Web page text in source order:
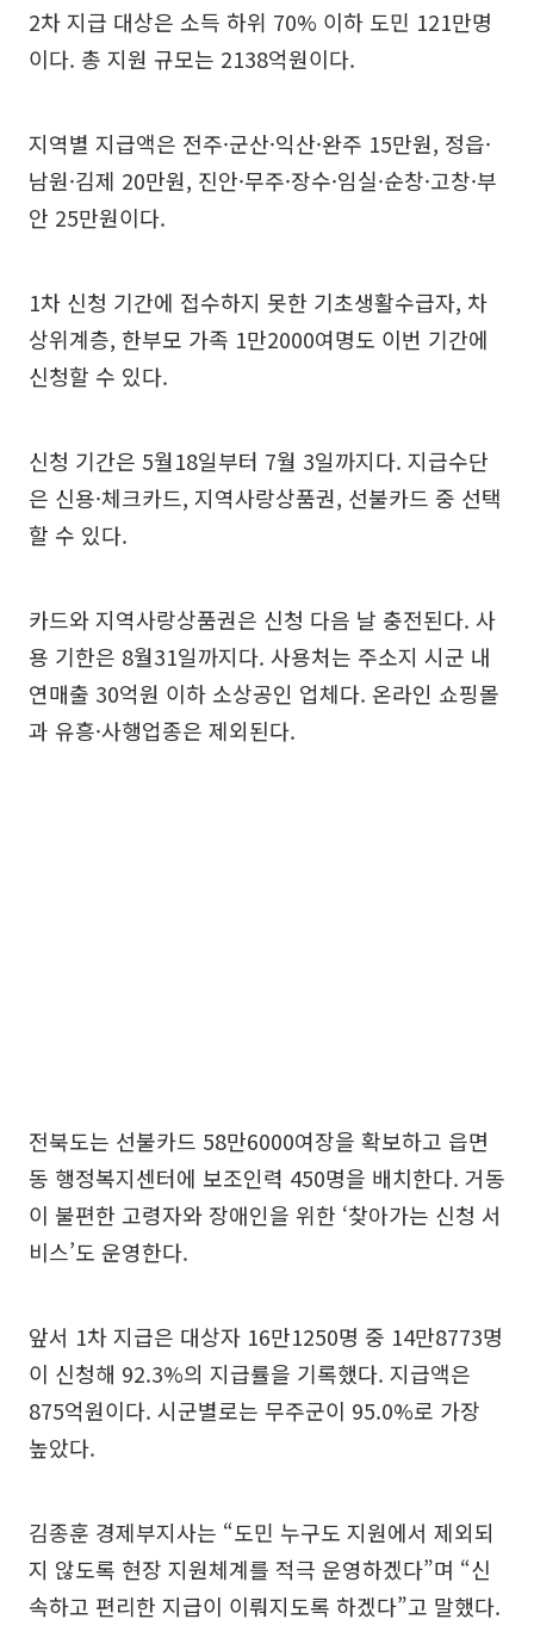
2차 지급 대상은 소득 하위 70% 이하 도민 121만명
이다. 총 지원 규모는 2138억원이다.
지역별 지급액은 전주·군산·익산·완주 15만원, 정읍·
남원·김제 20만원, 진안·무주·장수·임실·순창·고창·부
안 25만원이다.
1차 신청 기간에 접수하지 못한 기초생활수급자, 차
상위계층, 한부모 가족 1만2000여명도 이번 기간에
신청할 수 있다.
신청 기간은 5월18일부터 7월 3일까지다. 지급수단
은 신용·체크카드, 지역사랑상품권, 선불카드 중 선택
할 수 있다.
카드와 지역사랑상품권은 신청 다음 날 충전된다. 사
용 기한은 8월31일까지다. 사용처는 주소지 시군 내
연매출 30억원 이하 소상공인 업체다. 온라인 쇼핑몰
과 유흥·사행업종은 제외된다.
전북도는 선불카드 58만6000여장을 확보하고 읍면
동 행정복지센터에 보조인력 450명을 배치한다. 거동
이 불편한 고령자와 장애인을 위한 ‘찾아가는 신청 서
비스’도 운영한다.
앞서 1차 지급은 대상자 16만1250명 중 14만8773명
이 신청해 92.3%의 지급률을 기록했다. 지급액은
875억원이다. 시군별로는 무주군이 95.0%로 가장
높았다.
김종훈 경제부지사는 “도민 누구도 지원에서 제외되
지 않도록 현장 지원체계를 적극 운영하겠다”며 “신
속하고 편리한 지급이 이뤄지도록 하겠다”고 말했다.